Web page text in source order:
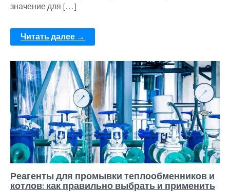
значение для […]
Читать далее →
Реагенты для промывки теплообменников и
котлов: как правильно выбрать и применить